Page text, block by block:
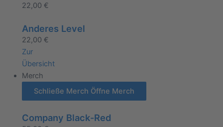
22,00 €
Anderes Level
22,00 €
Zur
Übersicht
Merch
Schließe Merch Öffne Merch
Company Black-Red